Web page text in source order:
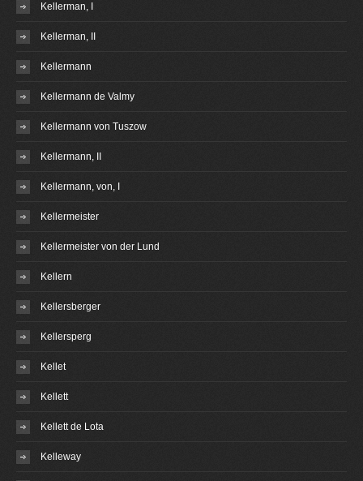
Kellerman, I
Kellerman, II
Kellermann
Kellermann de Valmy
Kellermann von Tuszow
Kellermann, II
Kellermann, von, I
Kellermeister
Kellermeister von der Lund
Kellern
Kellersberger
Kellersperg
Kellet
Kellett
Kellett de Lota
Kelleway